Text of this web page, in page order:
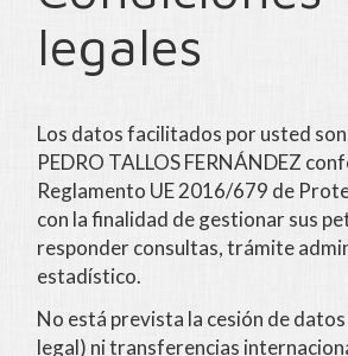
legales
Los datos facilitados por usted
PEDRO TALLOS FERNÁNDEZ
Reglamento UE 2016/679 de
con la finalidad de gestionar sus
responder consultas, trámite
estadístico.
No está prevista la cesión de
legal) ni transferencias